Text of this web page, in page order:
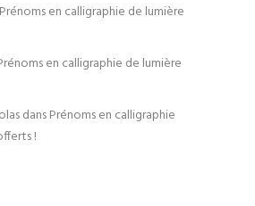
Prénoms en calligraphie de lumière
en calligraphie de lumière
dansPrénoms en calligraphie
!